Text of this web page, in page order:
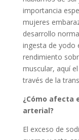
importancia
mujeres
desarrollo
ingesta de yodo
rendimiento
muscular, aquí
través de la
¿Cómo afecta
arterial?
El exceso de